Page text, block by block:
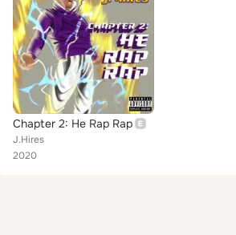
Chapter 2: He Rap Rap
J.Hires
2020